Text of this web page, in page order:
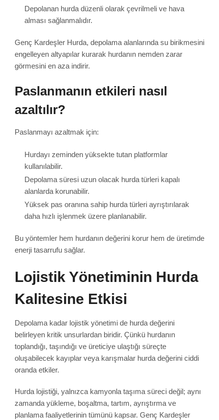
Depolanan hurda düzenli olarak çevrilmeli ve hava
alması sağlanmalıdır.
Genç Kardeşler Hurda, depolama alanlarında su birikmesini
engelleyen altyapılar kurarak hurdanın nemden zarar
görmesini en aza indirir.
Paslanmanın etkileri nasıl
azaltılır?
Paslanmayı azaltmak için:
Hurdayı zeminden yüksekte tutan platformlar
kullanılabilir.
Depolama süresi uzun olacak hurda türleri kapalı
alanlarda korunabilir.
Yüksek pas oranına sahip hurda türleri ayrıştırılarak
daha hızlı işlenmek üzere planlanabilir.
Bu yöntemler hem hurdanın değerini korur hem de üretimde
enerji tasarrufu sağlar.
Lojistik Yönetiminin Hurda
Kalitesine Etkisi
Depolama kadar lojistik yönetimi de hurda değerini
belirleyen kritik unsurlardan biridir. Çünkü hurdanın
toplandığı, taşındığı ve üreticiye ulaştığı süreçte
oluşabilecek kayıplar veya karışmalar hurda değerini ciddi
oranda etkiler.
Hurda lojistiği, yalnızca kamyonla taşıma süreci değil; aynı
zamanda yükleme, boşaltma, tartım, ayrıştırma ve
planlama faaliyetlerinin tümünü kapsar. Genç Kardeşler